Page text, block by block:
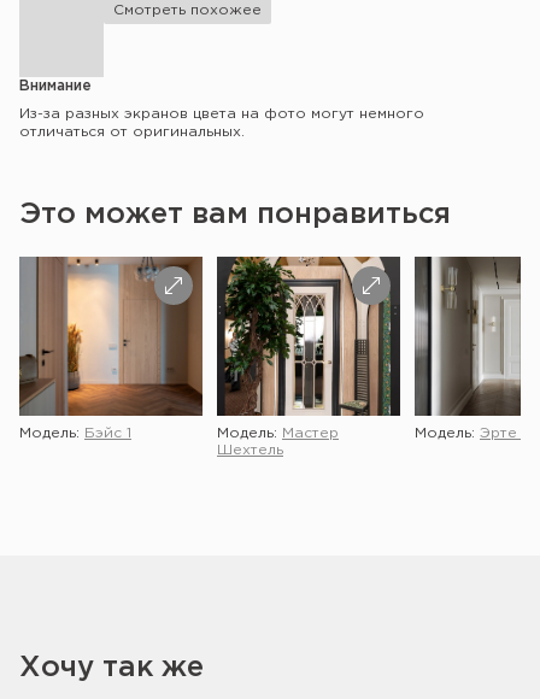
Смотреть похожее
Внимание
Из-за разных экранов цвета на фото могут немного
отличаться от оригинальных.
Это может вам понравиться
Модель: Бэйс 1 Модель:
Мастер
Шехтель
Модель: Эрте 2
Хочу так же